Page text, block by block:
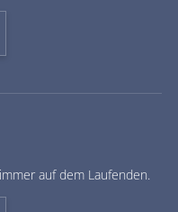
auf dem Laufenden.